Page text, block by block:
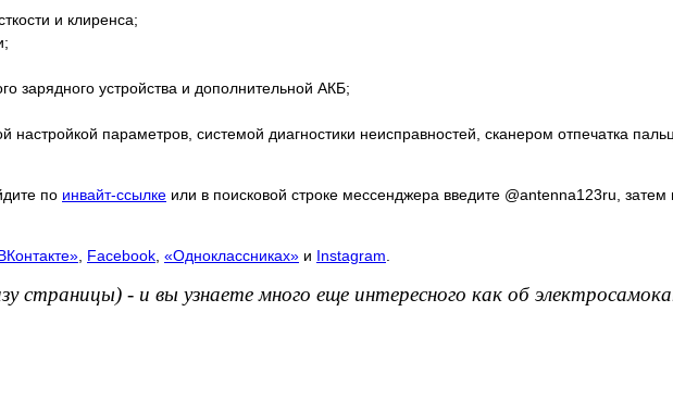
и клиренса;
зарядного устройства и дополнительной АКБ;
настройкой параметров, системой диагностики неисправностей, сканером отпечатка
по инвайт-ссылке или в поисковой строке мессенджера введите @antenna123ru,
Facebook «Одноклассниках» и Instagram
страницы) - и вы узнаете много еще интересного как об